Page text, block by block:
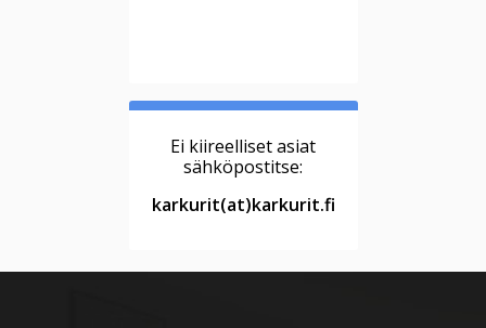
Ei kiireelliset asiat
sähköpostitse:
karkurit(at)karkurit.fi